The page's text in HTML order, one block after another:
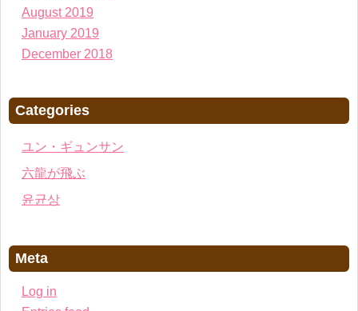
August 2019
January 2019
December 2018
Categories
ユン・ギュンサン
六龍が飛ぶ
윤균상
Meta
Log in